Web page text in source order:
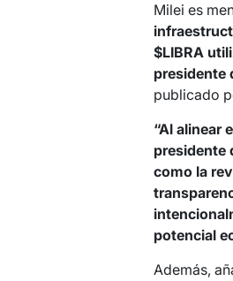
Milei es
$LIBRA
presidente
publicado
“Al alinear
presidente
como la
potencial
Además,